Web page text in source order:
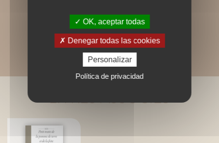
OK, aceptar todas
Denegar todas las cookies
Personalizar
Política de privacidad